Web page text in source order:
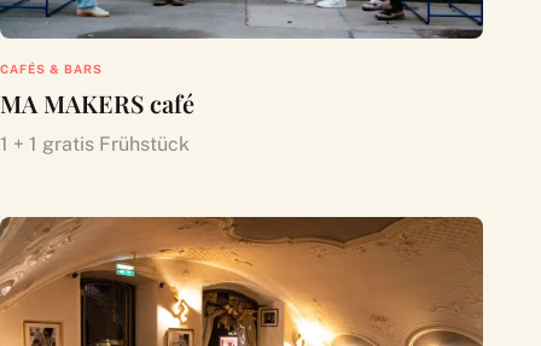
CAFÉS & BARS
MA MAKERS café
1 + 1 gratis Frühstück